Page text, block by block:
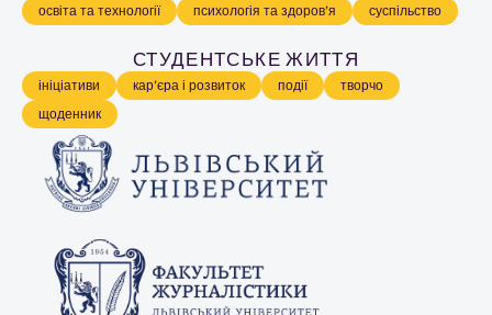
освіта та технології
психологія та здоров’я суспільство
СТУДЕНТСЬКЕ ЖИТТЯ
ініціативи кар’єра і розвиток події
творчо
щоденник